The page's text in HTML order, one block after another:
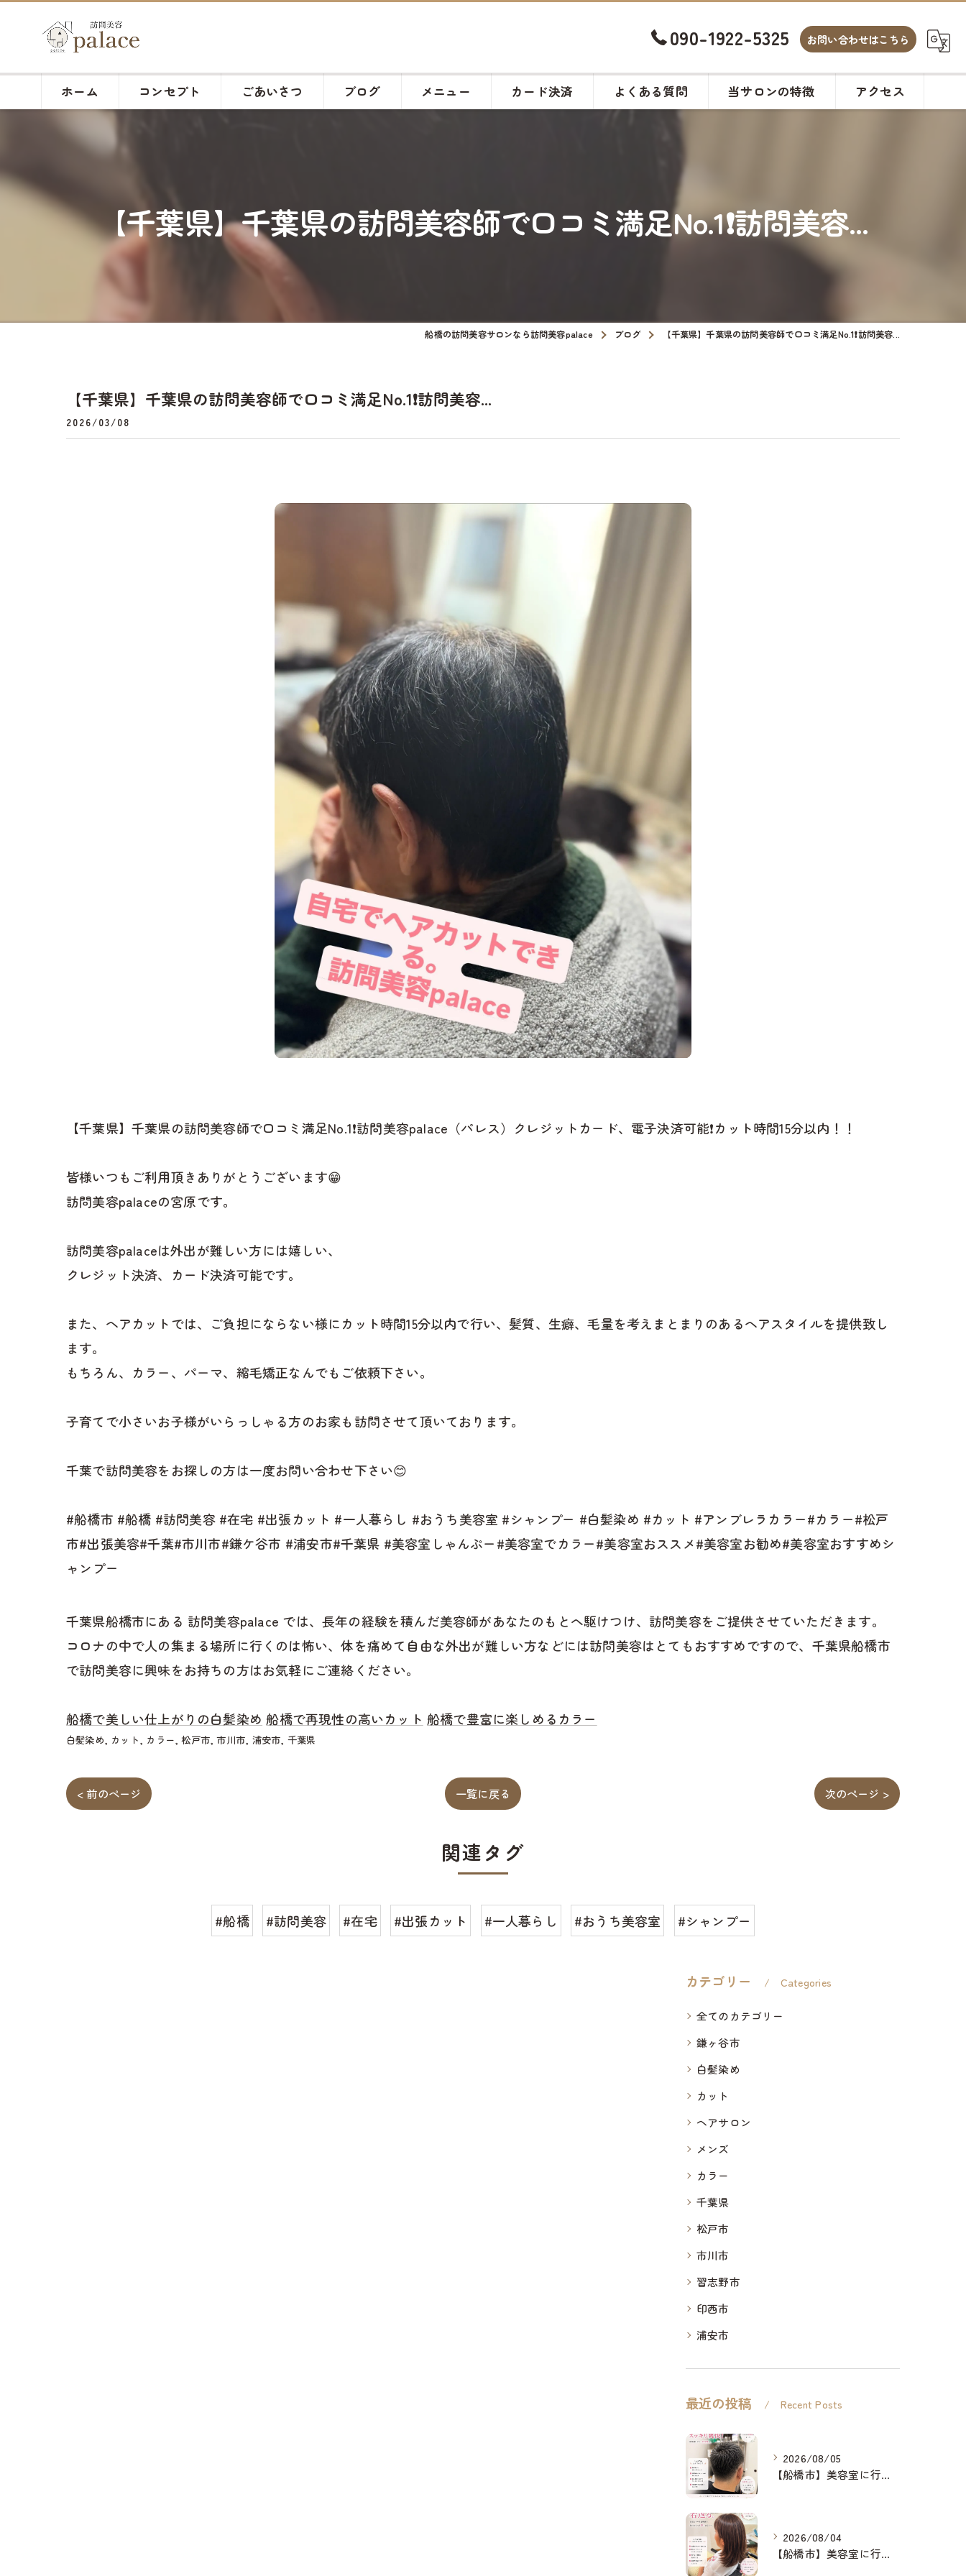
090-1922-5325 お問い合わせはこちら
ホーム コンセプト ごあいさつ ブログ メニュー カード決済 よくある質問 当サロンの特徴
ヘアサロン
アクセス
【千葉県】千葉県の訪問美容師で口コミ満足No.1❗️訪問美容...
船橋の訪問美容サロンなら訪問美容palace ブログ 【千葉県】千葉県の訪問美容師で口コミ満足No.1❗️訪問美容...
【千葉県】千葉県の訪問美容師で口コミ満足No.1❗️訪問美容...
2026/03/08
【千葉県】千葉県の訪問美容師で口コミ満足No.1❗️訪問美容palace（パレス）クレジットカード、電子決済可能❗️カット時間15分以内！！
皆様いつもご利用頂きありがとうございます😁
訪問美容palaceの宮原です。
訪問美容palaceは外出が難しい方には嬉しい、
クレジット決済、カード決済可能です。
また、ヘアカットでは、ご負担にならない様にカット時間15分以内で行い、髪質、生癖、毛量を考えまとまりのあるヘアスタイルを提供致し
ます。
もちろん、カラー、パーマ、縮毛矯正なんでもご依頼下さい。
子育てで小さいお子様がいらっしゃる方のお家も訪問させて頂いております。
千葉で訪問美容をお探しの方は一度お問い合わせ下さい😊
#船橋市 #船橋 #訪問美容 #在宅 #出張カット #一人暮らし #おうち美容室 #シャンプー #白髪染め #カット #アンブレラカラー#カラー#松戸
市#出張美容#千葉#市川市#鎌ケ谷市 #浦安市#千葉県 #美容室しゃんぷー#美容室でカラー#美容室おススメ#美容室お勧め#美容室おすすめシ
ャンプー
千葉県船橋市にある 訪問美容palace では、長年の経験を積んだ美容師があなたのもとへ駆けつけ、訪問美容をご提供させていただきます。
コロナの中で人の集まる場所に行くのは怖い、体を痛めて自由な外出が難しい方などには訪問美容はとてもおすすめですので、千葉県船橋市
で訪問美容に興味をお持ちの方はお気軽にご連絡ください。
船橋で美しい仕上がりの白髪染め 船橋で再現性の高いカット 船橋で豊富に楽しめるカラー
白髪染め カット カラー 松戸市 市川市 浦安市 千葉県
< 前のページ 一覧に戻る 次のページ >
関連タグ
#船橋 #訪問美容 #在宅 #出張カット #一人暮らし #おうち美容室 #シャンプー
カテゴリー Categories
全てのカテゴリー
鎌ヶ谷市
白髪染め
カット
ヘアサロン
メンズ
カラー
千葉県
松戸市
市川市
習志野市
印西市
浦安市
最近の投稿 Recent Posts
2026/08/05
【船橋市】美容室に行けない…をなくしたい✂️✨
2026/08/04
【船橋市】美容室に行けない…をなくしたい✂️✨